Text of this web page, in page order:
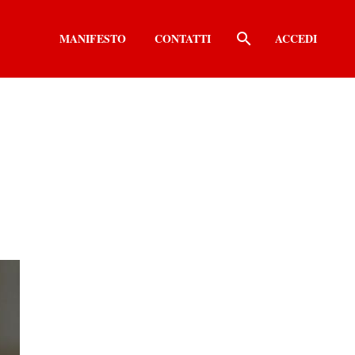
MANIFESTO CONTATTI ACCEDI